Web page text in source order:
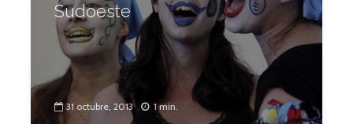
Sudoeste
31 octubre, 2013 1 min.